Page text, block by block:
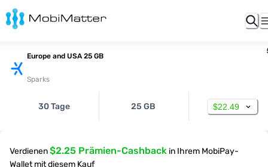
Europe and USA 25 GB
Sparks
30 Tage 25 GB $22.49
Verdienen$2.25 Prämien-Cashback in Ihrem MobiPay-
Wallet mit diesem Kauf